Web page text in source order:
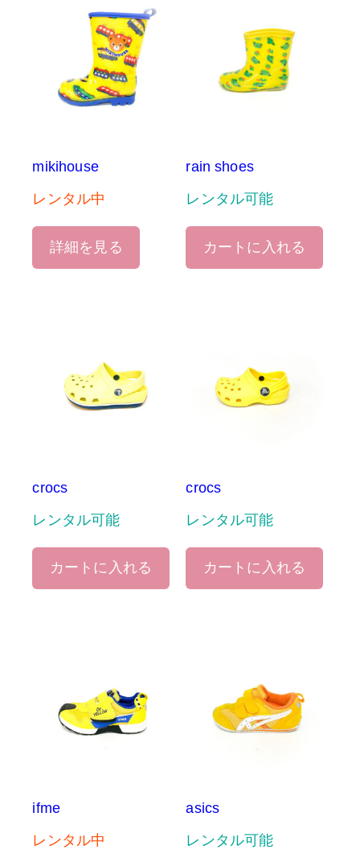
mikihouse
レンタル中
詳細を見る
rain shoes
レンタル可能
カートに入れる
crocs
レンタル可能
カートに入れる
crocs
レンタル可能
カートに入れる
ifme
レンタル中
asics
レンタル可能